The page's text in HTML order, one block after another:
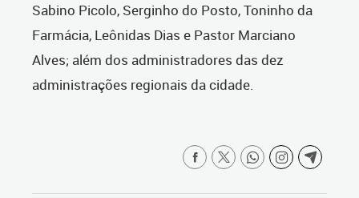
Sabino Picolo, Serginho do Posto, Toninho da
Farmácia, Leônidas Dias e Pastor Marciano
Alves; além dos administradores das dez
administrações regionais da cidade.